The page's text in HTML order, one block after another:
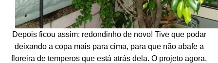
Depois ficou assim: redondinho de novo! Tive que podar
deixando a copa mais para cima, para que não abafe a
floreira de temperos que está atrás dela. O projeto agora,